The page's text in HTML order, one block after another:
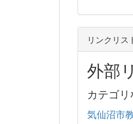
リンクリス
外部
カテゴリ
気仙沼市